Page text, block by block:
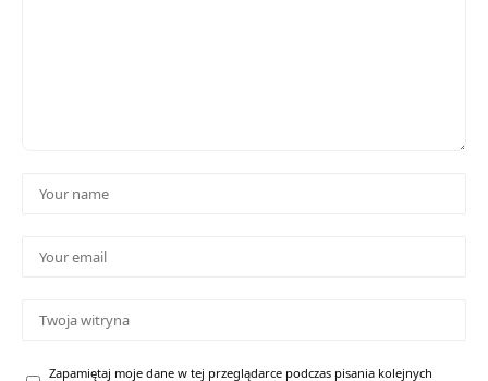
Zapamiętaj moje dane w tej przeglądarce podczas pisania kolejnych